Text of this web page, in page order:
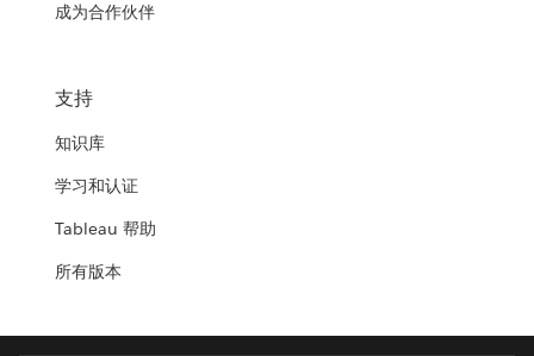
成为合作伙伴
支持
知识库
学习和认证
Tableau 帮助
所有版本